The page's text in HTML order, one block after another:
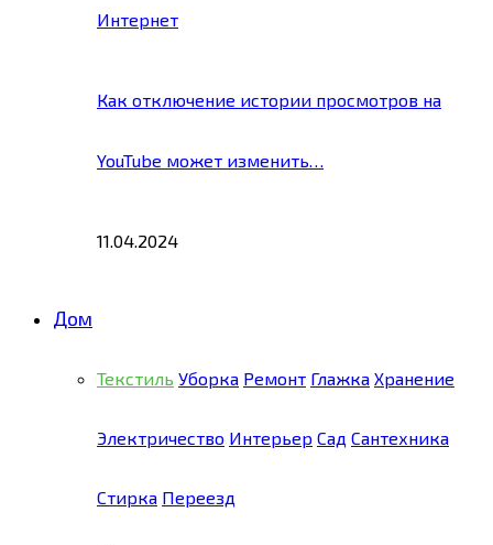
Интернет
Как отключение истории просмотров на
YouTube может изменить…
11.04.2024
Дом
Текстиль Уборка Ремонт Глажка Хранение
Электричество Интерьер Сад Сантехника
Стирка Переезд